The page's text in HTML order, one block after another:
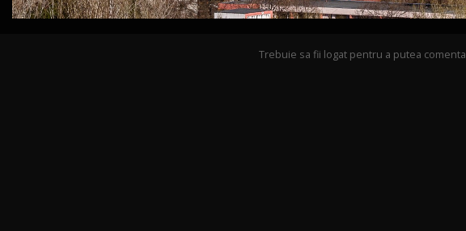
Trebuie sa fii logat pentru a putea comenta